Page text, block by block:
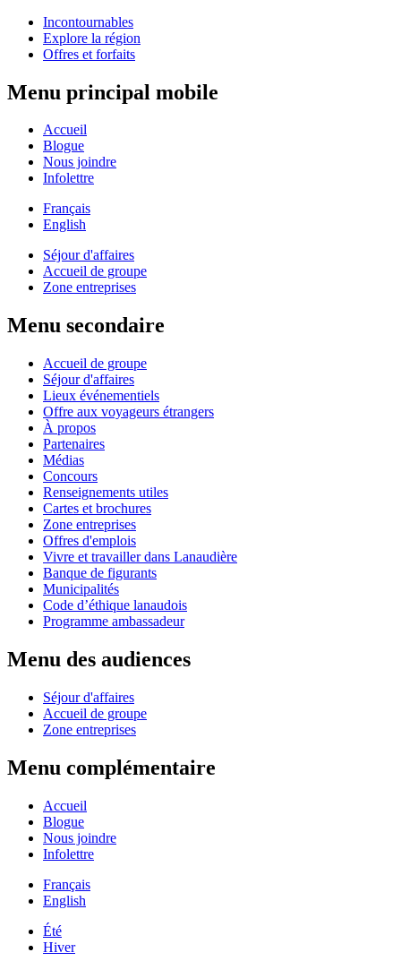
Incontournables
Explore la région
Offres et forfaits
Menu principal mobile
Accueil
Blogue
Nous joindre
Infolettre
Français
English
Séjour d'affaires
Accueil de groupe
Zone entreprises
Menu secondaire
Accueil de groupe
Séjour d'affaires
Lieux événementiels
Offre aux voyageurs étrangers
À propos
Partenaires
Médias
Concours
Renseignements utiles
Cartes et brochures
Zone entreprises
Offres d'emplois
Vivre et travailler dans Lanaudière
Banque de figurants
Municipalités
Code d’éthique lanaudois
Programme ambassadeur
Menu des audiences
Séjour d'affaires
Accueil de groupe
Zone entreprises
Menu complémentaire
Accueil
Blogue
Nous joindre
Infolettre
Français
English
Été
Hiver